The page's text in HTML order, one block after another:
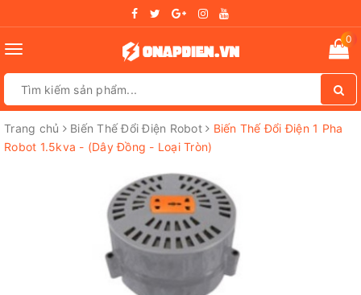
Toggle
0
Trang chủ Biến Thế Đổi Điện Robot
Biến Thế Đổi Điện 1 Pha
Robot 1.5kva - (Dây Đồng - Loại Tròn)